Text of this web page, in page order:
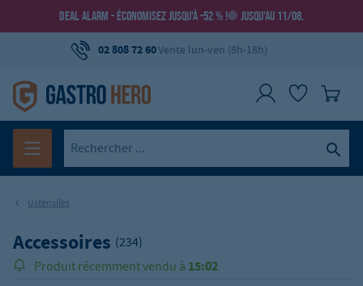
DEAL ALARM - ÉCONOMISEZ JUSQU’À -52 % ! JUSQU’AU 11/08.
02 808 72 60Vente lun-ven (8h-18h)
Ustensiles
Accessoires (234)
148.000
Produit récemment vendu à 15:02